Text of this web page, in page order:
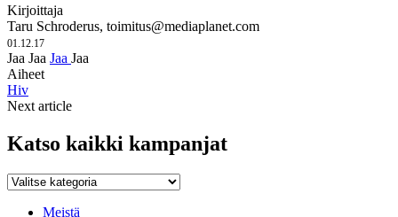
Kirjoittaja
Taru Schroderus, toimitus@mediaplanet.com
01.12.17
Jaa Jaa Jaa Jaa
Aiheet
Hiv
Next article
Katso kaikki kampanjat
Katso
kampanjat
Meistä